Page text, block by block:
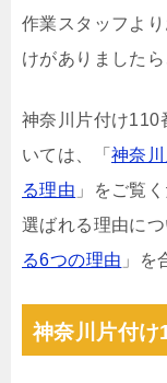
作業スタッフよ
けがありました
神奈川片付け110
いては、「 神奈
る理由 」をご覧
選ばれる理由につ
る6つの理由 」を
神奈川片付